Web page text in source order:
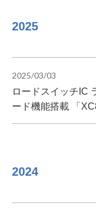
2025
2025/03/03
ロードスイッチIC
ード機能搭載 「
2024